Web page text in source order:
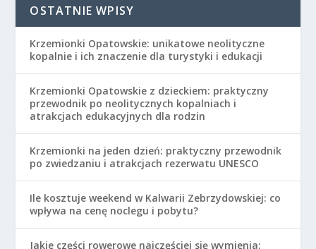
OSTATNIE WPISY
Krzemionki Opatowskie: unikatowe neolityczne
kopalnie i ich znaczenie dla turystyki i edukacji
Krzemionki Opatowskie z dzieckiem: praktyczny
przewodnik po neolitycznych kopalniach i
atrakcjach edukacyjnych dla rodzin
Krzemionki na jeden dzień: praktyczny przewodnik
po zwiedzaniu i atrakcjach rezerwatu UNESCO
Ile kosztuje weekend w Kalwarii Zebrzydowskiej: co
wpływa na cenę noclegu i pobytu?
Jakie części rowerowe najczęściej się wymienia: